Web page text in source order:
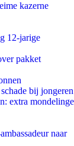
kazerne
12-jarige
pakket
bij jongeren
extra mondelinge
naar